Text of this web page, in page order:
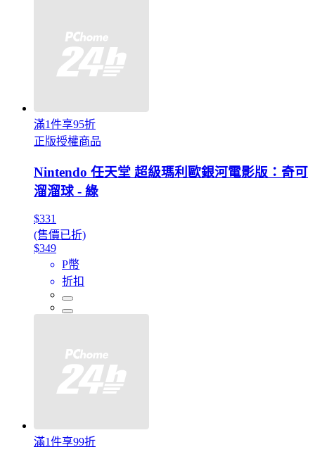
滿1件享95折
正版授權商品
Nintendo 任天堂 超級瑪利歐銀河電影版：奇可
溜溜球 - 綠
$331
(售價已折)
$349
P幣
折扣
滿1件享99折